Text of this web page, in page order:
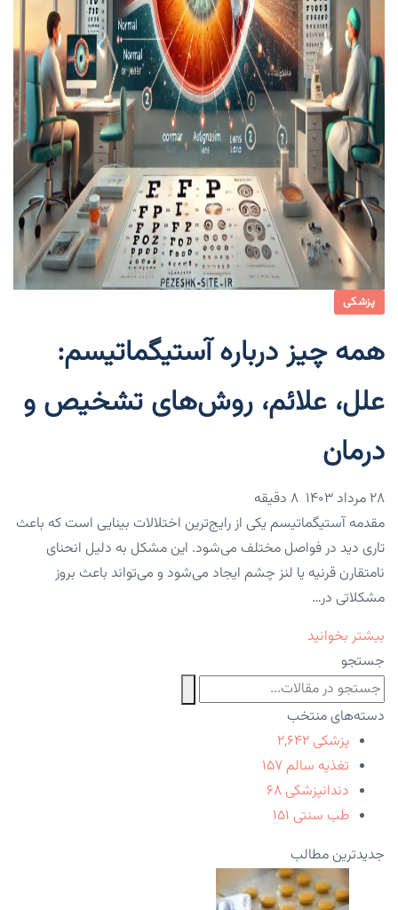
پزشکی
همه چیز درباره آستیگماتیسم:
علل، علائم، روش‌های تشخیص و
درمان
۲۸ مرداد ۱۴۰۳
مقدمه آستیگماتیسم یکی از رایج‌ترین اختلالات بینایی است که باعث
تاری دید در فواصل مختلف می‌شود. این مشکل به دلیل انحنای
نامتقارن قرنیه یا لنز چشم ایجاد می‌شود و می‌تواند باعث بروز
مشکلاتی در…
بیشتر بخوانید
جستجو
دسته‌های منتخب
پزشکی ۲,۶۴۲
تغذیه سالم ۱۵۷
دندانپزشکی ۶۸
طب سنتی ۱۵۱
جدیدترین مطالب